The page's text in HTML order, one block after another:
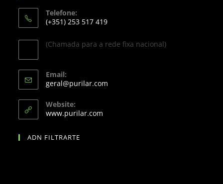
Telefone:
(+351) 253 517 419
(Chamada para a rede fixa nacional)
Email:
geral@purilar.com
Website:
www.purilar.com
ADN FILTRARTE